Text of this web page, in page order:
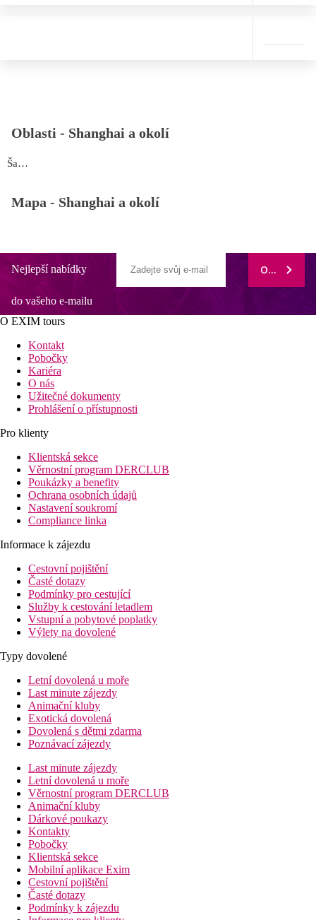
Oblasti - Shanghai a okolí
Šanghaj
Mapa - Shanghai a okolí
Nejlepší nabídky
do vašeho e-mailu
ODEBÍRAT
O EXIM tours
Kontakt
Pobočky
Kariéra
O nás
Užitečné dokumenty
Prohlášení o přístupnosti
Pro klienty
Klientská sekce
Věrnostní program DERCLUB
Poukázky a benefity
Ochrana osobních údajů
Nastavení soukromí
Compliance linka
Informace k zájezdu
Cestovní pojištění
Časté dotazy
Podmínky pro cestující
Služby k cestování letadlem
Vstupní a pobytové poplatky
Výlety na dovolené
Typy dovolené
Letní dovolená u moře
Last minute zájezdy
Animační kluby
Exotická dovolená
Dovolená s dětmi zdarma
Poznávací zájezdy
Last minute zájezdy
Letní dovolená u moře
Věrnostní program DERCLUB
Animační kluby
Dárkové poukazy
Kontakty
Pobočky
Klientská sekce
Mobilní aplikace Exim
Cestovní pojištění
Časté dotazy
Podmínky k zájezdu